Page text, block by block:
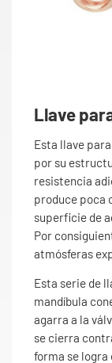
Llave
Esta llave
por su
resistencia
produce poca
superficie de
Por
atmósferas
Esta serie de
mandíbula
agarra a la
se cierra
forma se logra